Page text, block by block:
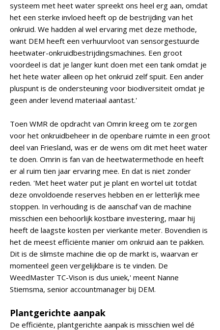
systeem met heet water spreekt ons heel erg aan, omdat
het een sterke invloed heeft op de bestrijding van het
onkruid. We hadden al wel ervaring met deze methode,
want DEM heeft een verhuurvloot van sensorgestuurde
heetwater-onkruidbestrijdingsmachines. Een groot
voordeel is dat je langer kunt doen met een tank omdat je
het hete water alleen op het onkruid zelf spuit. Een ander
pluspunt is de ondersteuning voor biodiversiteit omdat je
geen ander levend materiaal aantast.'
Toen WMR de opdracht van Omrin kreeg om te zorgen
voor het onkruidbeheer in de openbare ruimte in een groot
deel van Friesland, was er de wens om dit met heet water
te doen. Omrin is fan van de heetwatermethode en heeft
er al ruim tien jaar ervaring mee. En dat is niet zonder
reden. 'Met heet water put je plant en wortel uit totdat
deze onvoldoende reserves hebben en er letterlijk mee
stoppen. In verhouding is de aanschaf van de machine
misschien een behoorlijk kostbare investering, maar hij
heeft de laagste kosten per vierkante meter. Bovendien is
het de meest efficiënte manier om onkruid aan te pakken.
Dit is de slimste machine die op de markt is, waarvan er
momenteel geen vergelijkbare is te vinden. De
WeedMaster TC-Vison is dus uniek,' meent Nanne
Stiemsma, senior accountmanager bij DEM.
Plantgerichte aanpak
De efficiënte, plantgerichte aanpak is misschien wel dé